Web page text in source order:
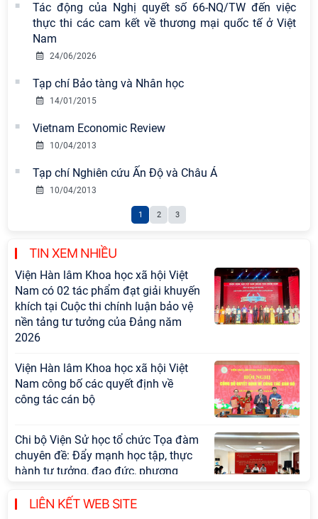
Tác động của Nghị quyết số 66-NQ/TW đến việc
thực thi các cam kết về thương mại quốc tế ở Việt
Nam
24/06/2026
Tạp chí Bảo tàng và Nhân học
14/01/2015
Vietnam Economic Review
10/04/2013
Tạp chí Nghiên cứu Ấn Độ và Châu Á
10/04/2013
1 2 3
TIN XEM NHIỀU
Viện Hàn lâm Khoa học xã hội Việt
Nam có 02 tác phẩm đạt giải khuyến
khích tại Cuộc thi chính luận bảo vệ
nền tảng tư tưởng của Đảng năm
2026
Viện Hàn lâm Khoa học xã hội Việt
Nam công bố các quyết định về
công tác cán bộ
Chi bộ Viện Sử học tổ chức Tọa đàm
chuyên đề: Đẩy mạnh học tập, thực
hành tư tưởng, đạo đức, phương
giai đoạn phát triển mới
LIÊN KẾT WEB SITE